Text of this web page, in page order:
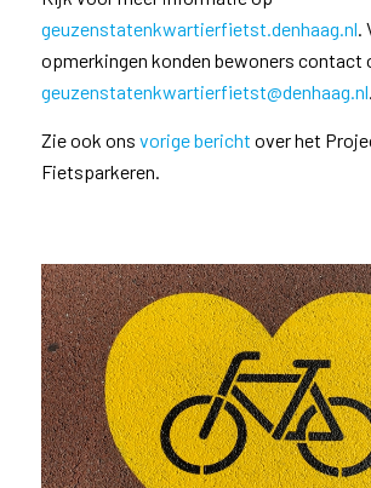
geuzenstatenkwartierfietst.denhaag.nl.
opmerkingen konden bewoners contact
geuzenstatenkwartierfietst@denhaag.nl.
Zie ook ons vorige bericht over het
Fietsparkeren.